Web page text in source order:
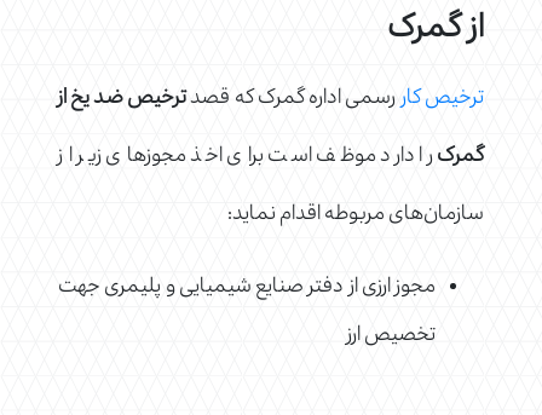
از گمرک
ترخیص کاررسمی اداره گمرک که قصدترخیص ضد یخ از
گمرکرا دارد موظف است برای اخذ مجوزهای زیر از
سازمان‌های مربوطه اقدام نماید:
مجوز ارزی از دفتر صنایع شیمیایی و پلیمری جهت
تخصیص ارز